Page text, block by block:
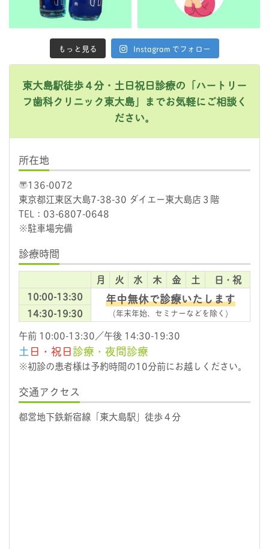
もっと見る Instagram でフォロー
東大島駅徒歩４分・土日祝日診療の「ハートリー
フ歯科クリニック東大島」までお気軽にご相談く
ださい。
所在地
〒136-0072
東京都江東区大島7-38-30 ダイエー東大島店３階
TEL： 03-6807-0648
※駐車場完備
診療時間
月 火 水 木 金 土
日・祝
10:00-13:30
年中無休で診療いたします
(年末年始、セミナーなどを除く)
14:30-19:30
午前 10:00-13:30／午後 14:30-19:30
土日・祝日診療・夜間診療
※初診の患者様は予約時間の10分前にお越しください。
交通アクセス
都営地下鉄新宿線「東大島駅」徒歩４分